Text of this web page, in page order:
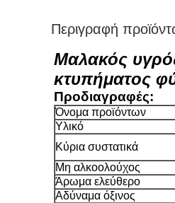
Περιγραφή
Μαλακός
κτυπήματος
Προδιαγραφές:
Όνομα προϊόντων
Υλικό
Κύρια συστατικά
Μη αλκοολούχος
Άρωμα ελεύθερο
Αδύναμα όξινος